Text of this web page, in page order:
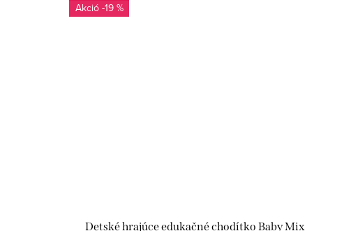
-19 %
Detské hrajúce edukačné chodítko Baby Mix